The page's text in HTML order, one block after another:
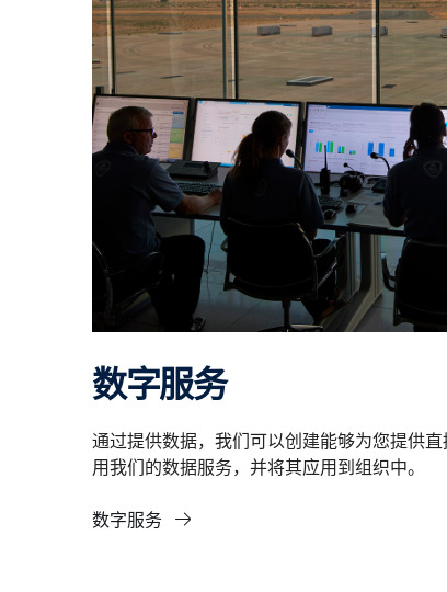
数字服务
通过提供数据，我们可以创建能够为您提供
用我们的数据服务，并将其应用到组织中。
数字服务